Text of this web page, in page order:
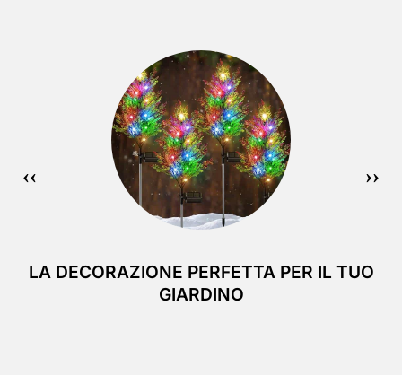
LA DECORAZIONE PERFETTA PER IL TUO
GIARDINO